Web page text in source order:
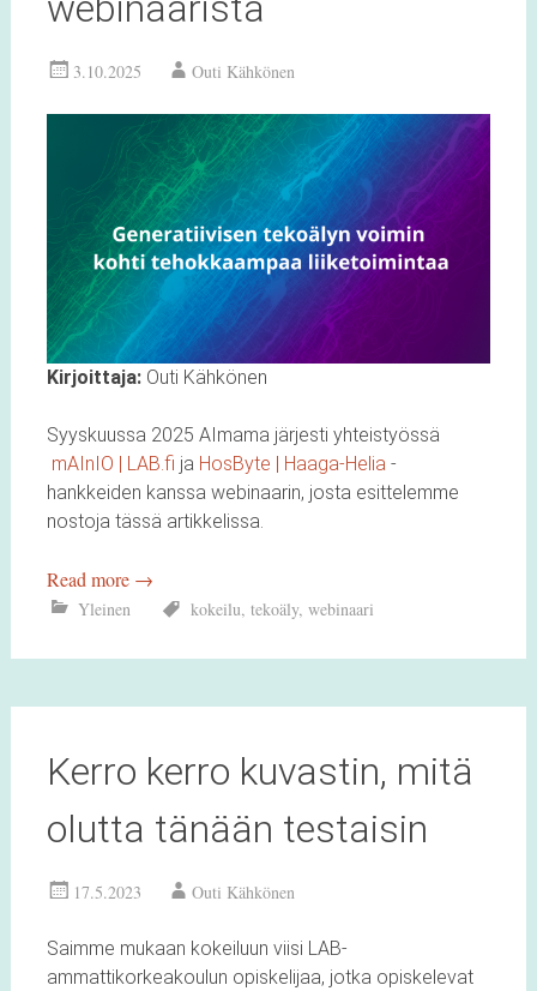
3.10.2025 Outi Kähkönen
Kirjoittaja: Outi Kähkönen
Syyskuussa 2025 AImama järjesti yhteistyössä
mAInIO | LAB.fi ja HosByte | Haaga-Helia-
hankkeiden kanssa webinaarin, josta esittelemme
nostoja tässä artikkelissa.
Read more →
Yleinen kokeilu, tekoäly, webinaari
Kerro kerro kuvastin, mitä
olutta tänään testaisin
17.5.2023 Outi Kähkönen
Saimme mukaan kokeiluun viisi LAB-
ammattikorkeakoulun opiskelijaa, jotka opiskelevat